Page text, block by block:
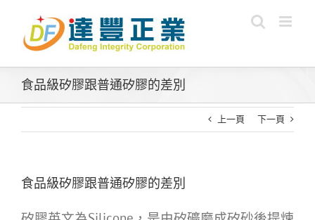
content
食品級矽膠跟普通矽膠的差別
上一頁 下一頁
食品級矽膠跟普通矽膠的差別